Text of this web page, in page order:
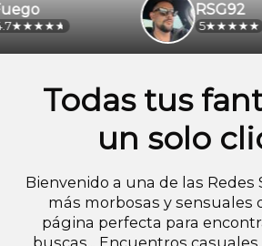
RSG92
5
Todas tus
un solo
Bienvenido a una de las Redes
más morbosas y sensuales
página perfecta para